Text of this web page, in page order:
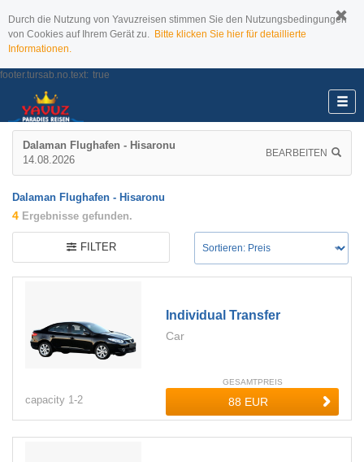
Durch die Nutzung von Yavuzreisen stimmen Sie den Nutzungsbedingungen
von Cookies auf Ihrem Gerät zu. Bitte klicken Sie hier für detaillierte
Informationen.
footer.tursab.no.text: true
Dalaman Flughafen - Hisaronu
14.08.2026
BEARBEITEN
Dalaman Flughafen - Hisaronu
4 Ergebnisse gefunden.
FILTER
Individual Transfer
Car
capacity 1-2
GESAMTPREIS